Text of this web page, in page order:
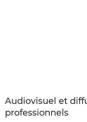
Audiovisuel et
professionnels